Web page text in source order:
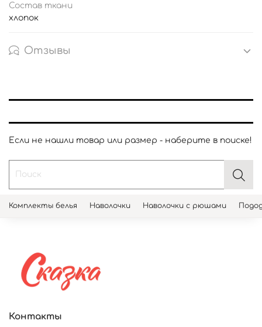
Состав ткани
хлопок
Отзывы
Если не нашли товар или размер - наберите в поиске!
Комплекты белья Наволочки Наволочки с рюшами
Контакты